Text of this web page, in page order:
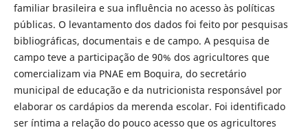
familiar brasileira e sua influência no acesso às políticas
públicas. O levantamento dos dados foi feito por pesquisas
bibliográficas, documentais e de campo. A pesquisa de
campo teve a participação de 90% dos agricultores que
comercializam via PNAE em Boquira, do secretário
municipal de educação e da nutricionista responsável por
elaborar os cardápios da merenda escolar. Foi identificado
ser íntima a relação do pouco acesso que os agricultores